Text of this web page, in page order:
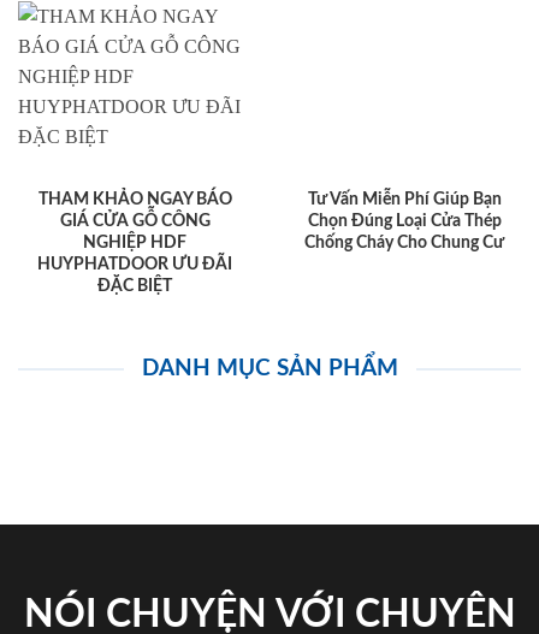
THAM KHẢO NGAY BÁO
GIÁ CỬA GỖ CÔNG
NGHIỆP HDF
HUYPHATDOOR ƯU ĐÃI
ĐẶC BIỆT
Tư Vấn Miễn Phí Giúp Bạn
Chọn Đúng Loại Cửa Thép
Chống Cháy Cho Chung Cư
DANH MỤC SẢN PHẨM
NÓI CHUYỆN VỚI CHUYÊN